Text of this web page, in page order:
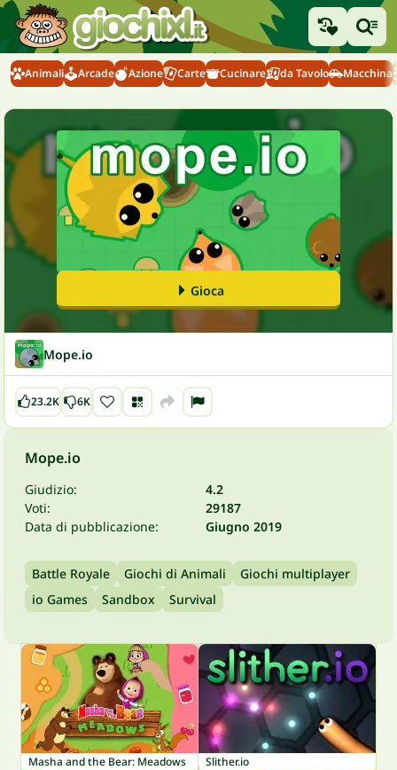
Animali Arcade Azione Carte Cucinare da Tavolo Macchina
Gioca
Mope.io
23.2K 6K
Mope.io
Giudizio:
4.2
Voti:
29187
Data di pubblicazione:
Giugno 2019
Battle Royale Giochi di Animali
Giochi multiplayer
io Games
Sandbox Survival
Masha and the Bear: Meadows Slither.io